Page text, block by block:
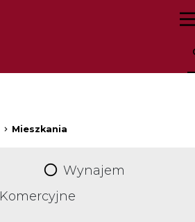
Mieszkania
Wynajem
Komercyjne